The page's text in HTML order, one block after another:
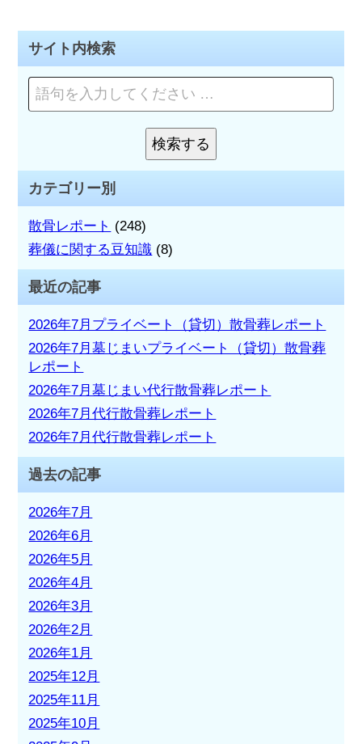
ビ
ゲ
ョ
ン
サイト内検索
ペ
ー
索:
検索する
検
カテゴリー別
散骨レポート (248)
葬儀に関する豆知識 (8)
最近の記事
2026年7月プライベート（貸切）散骨葬レポート
2026年7月墓じまいプライベート（貸切）散骨葬
レポート
2026年7月墓じまい代行散骨葬レポート
2026年7月代行散骨葬レポート
2026年7月代行散骨葬レポート
過去の記事
2026年7月
2026年6月
2026年5月
2026年4月
2026年3月
2026年2月
2026年1月
2025年12月
2025年11月
2025年10月